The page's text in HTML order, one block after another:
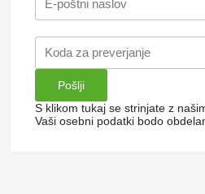
S klikom tukaj se strinjate z
Vaši osebni podatki bodo